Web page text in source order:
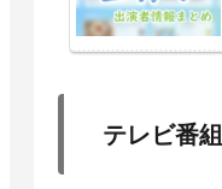
テレビ番組